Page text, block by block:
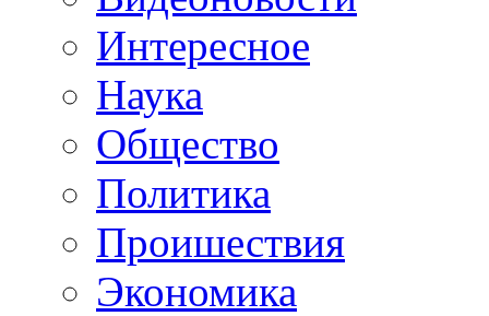
Интересное
Наука
Общество
Политика
Проишествия
Экономика